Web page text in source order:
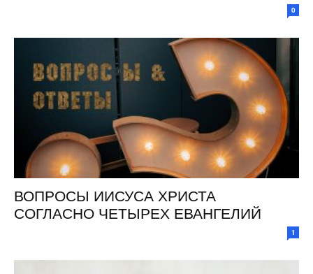
0
ВОПРОСЫ ИИСУСА ХРИСТА
СОГЛАСНО ЧЕТЫРЕХ ЕВАНГЕЛИЙ
1